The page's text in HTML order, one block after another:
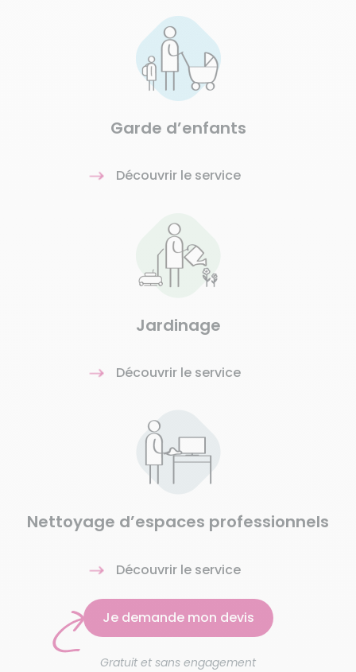
Garde d’enfants
Découvrir le service
Jardinage
Découvrir le service
Nettoyage d’espaces professionnels
Découvrir le service
Je demande mon devis
Gratuit et sans engagement